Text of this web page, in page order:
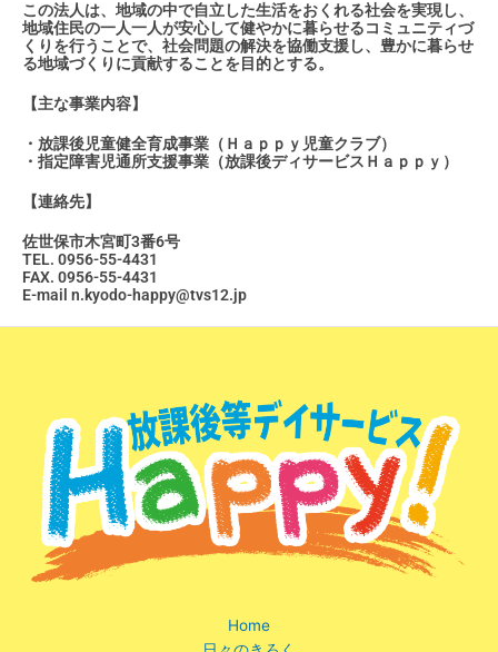
この法人は、地域の中で自立した生活をおくれる社会を実現し、
地域住民の一人一人が安心して健やかに暮らせるコミュニティづ
くりを行うことで、社会問題の解決を協働支援し、豊かに暮らせ
る地域づくりに貢献することを目的とする。
【主な事業内容】
・放課後児童健全育成事業（Ｈａｐｐｙ児童クラブ）
・指定障害児通所支援事業（放課後ディサービスＨａｐｐｙ）
【連絡先】
佐世保市木宮町3番6号
TEL. 0956-55-4431
FAX. 0956-55-4431
E-mail n.kyodo-happy@tvs12.jp
Home